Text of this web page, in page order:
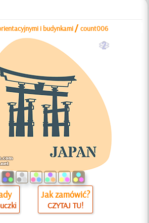
i budynkami /count006
b
Jak zamówić?
CZYTAJ TU!